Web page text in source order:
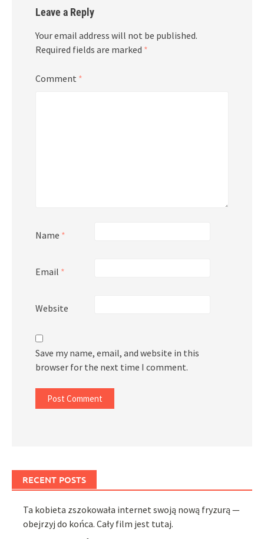
Leave a Reply
Your email address will not be published.
Required fields are marked *
Comment *
Name *
Email *
Website
Save my name, email, and website in this
browser for the next time I comment.
RECENT POSTS
Ta kobieta zszokowała internet swoją nową fryzurą —
obejrzyj do końca. Cały film jest tutaj.